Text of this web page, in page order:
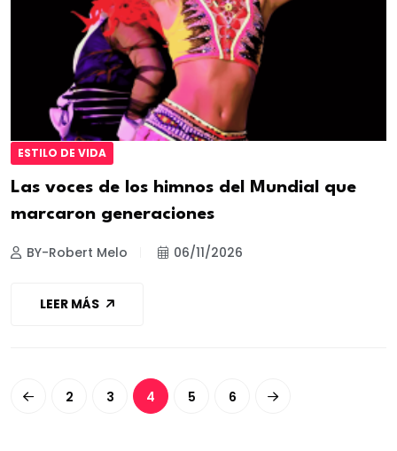
ESTILO DE VIDA
Las voces de los himnos del Mundial que
marcaron generaciones
BY-Robert Melo 06/11/2026
LEER MÁS
2 3 4 5 6